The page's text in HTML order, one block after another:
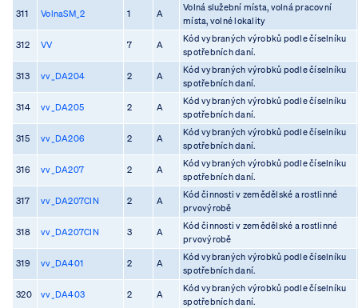
311 VolnaSM_2 1 A
Volná služební místa, volná pracovní
místa, volné lokality
312 VV 7 A
Kód vybraných výrobků podle číselníku
spotřebních daní.
313 vv_DA204 2 A
Kód vybraných výrobků podle číselníku
spotřebních daní.
314 vv_DA205 2 A
Kód vybraných výrobků podle číselníku
spotřebních daní.
315 vv_DA206 2 A
Kód vybraných výrobků podle číselníku
spotřebních daní.
316 vv_DA207 2 A
Kód vybraných výrobků podle číselníku
spotřebních daní.
317 vv_DA207CIN 2 A
Kód činnosti v zemědělské a rostlinné
prvovýrobě
318 vv_DA207CIN 3 A
Kód činnosti v zemědělské a rostlinné
prvovýrobě
319 vv_DA401 2 A
Kód vybraných výrobků podle číselníku
spotřebních daní.
320 vv_DA403 2 A
Kód vybraných výrobků podle číselníku
spotřebních daní.